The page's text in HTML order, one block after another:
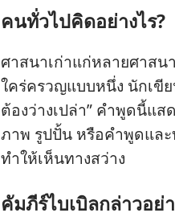
คนทั่วไปคิดอย่างไร?
ศาสนาเก่าแก่หลายศาสนา
ใคร่ครวญแบบหนึ่ง นักเขี
ต้องว่างเปล่า” คำพูดนี้แส
ภาพ รูปปั้น หรือคำพูดและ
ทำให้เห็นทางสว่าง
คัมภีร์ไบเบิลกล่าวอย่